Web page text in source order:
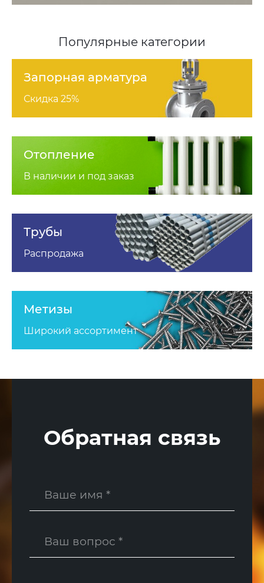
Популярные категории
Запорная арматура
Скидка 25%
Отопление
В наличии и под заказ
Трубы
Распродажа
Метизы
Широкий ассортимент
Обратная связь